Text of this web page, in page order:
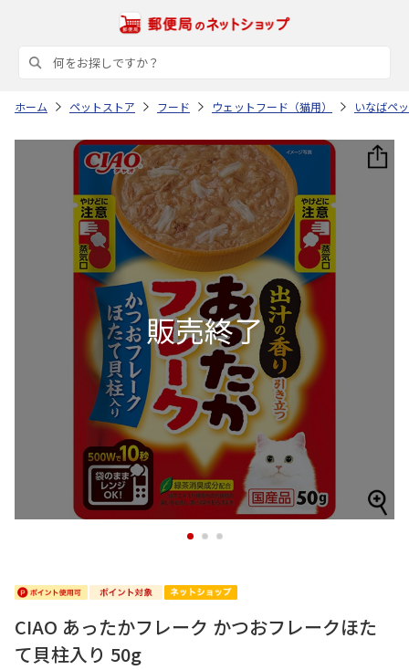
ホーム ペットストア フード ウェットフード（猫用） いなばペ
1 2 3
CIAO あったかフレーク かつおフレークほた
て貝柱入り 50g